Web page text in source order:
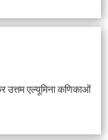
उत्तम एल्यूमिना कणिकाओं